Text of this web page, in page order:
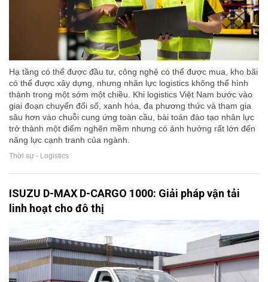
Hạ tầng có thể được đầu tư, công nghệ có thể được mua, kho bãi
có thể được xây dựng, nhưng nhân lực logistics không thể hình
thành trong một sớm một chiều. Khi logistics Việt Nam bước vào
giai đoạn chuyển đổi số, xanh hóa, đa phương thức và tham gia
sâu hơn vào chuỗi cung ứng toàn cầu, bài toán đào tạo nhân lực
trở thành một điểm nghẽn mềm nhưng có ảnh hưởng rất lớn đến
năng lực cạnh tranh của ngành.
Thời sự - Logistics
ISUZU D-MAX D-CARGO 1000: Giải pháp vận tải
linh hoạt cho đô thị